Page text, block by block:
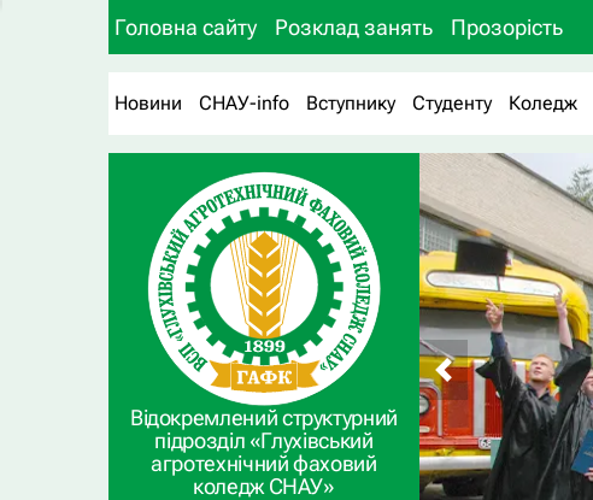
Головна сайту Розклад занять Прозорість
Новини СНАУ-info Вступнику Студенту Коледж
Відокремлений структурний
підрозділ «Глухівський
агротехнічний фаховий
коледж СНАУ»